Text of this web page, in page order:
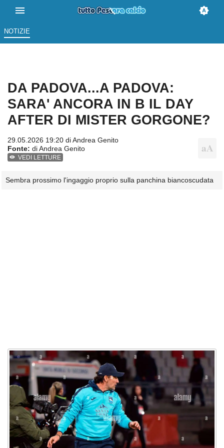
NOTIZIE
DA PADOVA...A PADOVA:
SARA' ANCORA IN B IL DAY
AFTER DI MISTER GORGONE?
29.05.2026 19:20 diAndrea Genito
Fonte: di Andrea Genito
VEDI LETTURE
Sembra prossimo l'ingaggio proprio sulla panchina biancoscudata